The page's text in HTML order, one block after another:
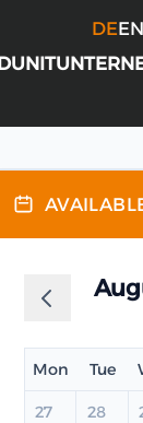
DEEN
Mon Tue
27 28